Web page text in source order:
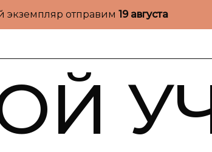
экземпляр отправим 19 августа